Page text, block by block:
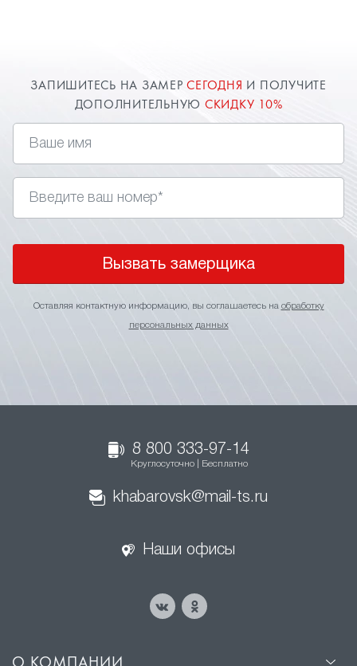
необыкновенное освещение. Заказать и
установить натяжные потолки в спальню вы
ЗАПИШИТЕСЬ НА ЗАМЕРСЕГОДНЯ И ПОЛУЧИТЕ
ДОПОЛНИТЕЛЬНУЮ СКИДКУ 10%
Вызвать замерщика
Оставляя контактную информацию, вы соглашаетесь на обработку
персональных данных
8 800 333-97-14
Круглосуточно | Бесплатно
khabarovsk@mail-ts.ru
Наши офисы